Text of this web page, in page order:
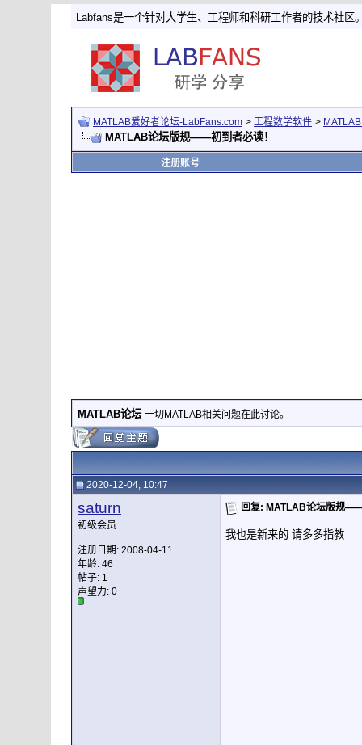
Labfans是一个针对大学生、工程师和科研工作者的技术社区
MATLAB爱好者论坛-LabFans.com > 工程数学软件 >
MATLAB论坛版规——初到者必读！
注册账号
MATLAB论坛 一切MATLAB相关问题在此讨论。
2020-12-04, 10:47
saturn
初级会员
注册日期: 2008-04-11
年龄: 46
帖子: 1
声望力: 0
回复: MATLAB论坛版规
我也是新来的 请多多指教